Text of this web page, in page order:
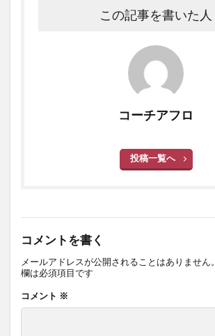
この記事を書いた人
コーチアフロ
投稿一覧へ
コメントを書く
メールアドレスが公開されることはありません。
欄は必須項目です
コメント ※